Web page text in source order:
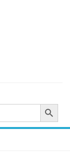
Search Button